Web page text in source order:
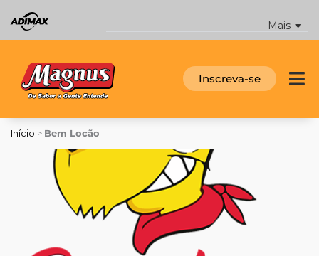
para
o
Mais
Inscreva-se
Início > Bem Locão